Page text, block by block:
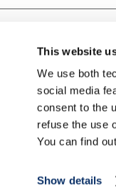
This website
We use both
social media
consent to the
refuse the use
You can find
Show details
notre politique de